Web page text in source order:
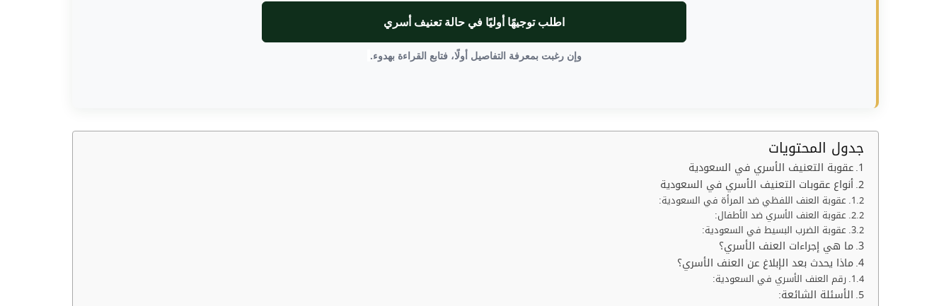
اطلب توجيهًا أوليًا في حالة تعنيف أسري
وإن رغبت بمعرفة التفاصيل أولًا، فتابع القراءة بهدوء.
جدول المحتويات
عقوبة التعنيف الأسري في السعودية
أنواع عقوبات التعنيف الأسري في السعودية
عقوبة العنف اللفظي ضد المرأة في السعودية:
عقوبة العنف الأسري ضد الأطفال:
عقوبة الضرب البسيط في السعودية:
ما هي إجراءات العنف الأسري؟
ماذا يحدث بعد الإبلاغ عن العنف الأسري؟
رقم العنف الأسري في السعودية:
الأسئلة الشائعة: